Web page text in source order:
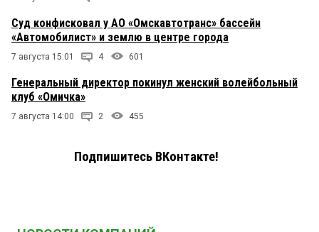
Суд конфисковал у АО «Омскавтотранс» бассейн
«Автомобилист» и землю в центре города
7 августа 15:01 4 601
Генеральный директор покинул женский волейбольный
клуб «Омичка»
7 августа 14:00 2 455
Подпишитесь ВКонтакте!